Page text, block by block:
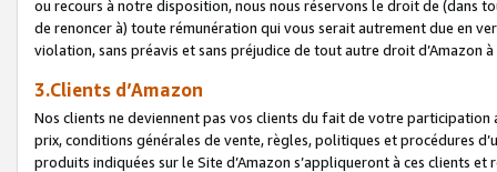
ou recours à notre disposition, nous nous réservons le droit de (dans
de renoncer à) toute rémunération qui vous serait autrement due en
violation, sans préavis et sans préjudice de tout autre droit
3.Clients d’Amazon
Nos clients ne deviennent pas vos clients du fait de votre
prix, conditions générales de vente, règles, politiques et procédures
produits indiquées sur le Site d’Amazon s’appliqueront à ces clients